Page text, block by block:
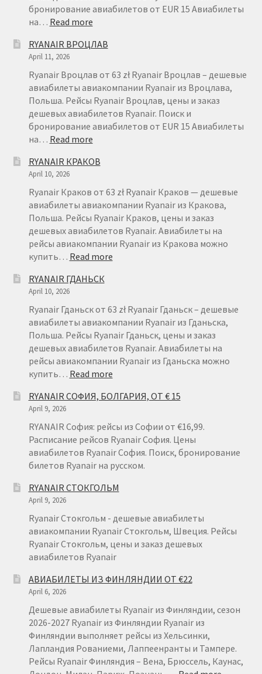
бронирование авиабилетов от EUR 15 Авиабилеты
на… Read more:
КАТОВИЦЕ
RYANAIR ВРОЦЛАВ
April 11, 2026
Ryanair Вроцлав от 63 zł Ryanair Вроцлав – дешевые
авиабилеты авиакомпании Ryanair из Вроцлава,
Польша. Рейсы Ryanair Вроцлав, цены и заказ
дешевых авиабилетов Ryanair. Поиск и
бронирование авиабилетов от EUR 15 Авиабилеты
на… Read more:
ВРОЦЛАВ
RYANAIR КРАКОВ
April 10, 2026
Ryanair Краков от 63 zł Ryanair Краков — дешевые
авиабилеты авиакомпании Ryanair из Кракова,
Польша. Рейсы Ryanair Краков, цены и заказ
дешевых авиабилетов Ryanair. Авиабилеты на
рейсы авиакомпании Ryanair из Кракова можно
купить… Read more:
RYANAIR ГДАНЬСК
April 10, 2026
Ryanair Гданьск от 63 zł Ryanair Гданьск – дешевые
авиабилеты авиакомпании Ryanair из Гданьска,
Польша. Рейсы Ryanair Гданьск, цены и заказ
дешевых авиабилетов Ryanair. Авиабилеты на
рейсы авиакомпании Ryanair из Гданьска можно
купить… Read more:
ГДАНЬСК
RYANAIR СОФИЯ, БОЛГАРИЯ, ОТ € 15
April 9, 2026
RYANAIR София: рейсы из Софии от €16,99.
Расписание рейсов Ryanair София. Цены
авиабилетов Ryanair София. Поиск, бронирование
билетов Ryanair на русском.
RYANAIR СТОКГОЛЬМ
April 9, 2026
Ryanair Стокгольм - дешевые авиабилеты
авиакомпании Ryanair Стокгольм, Швеция. Рейсы
Ryanair Стокгольм, цены и заказ дешевых
авиабилетов Ryanair
АВИАБИЛЕТЫ ИЗ ФИНЛЯНДИИ ОТ €22
April 6, 2026
Дешевые авиабилеты Ryanair из Финляндии, сезон
2026-2027 Ryanair из Финляндии Ryanair из
Финляндии выполняет рейсы из Хельсинки,
Лапландия Рованиеми, Лаппеенранты и Тампере.
Рейсы Ryanair Финляндия – Вена, Брюссель, Каунас,